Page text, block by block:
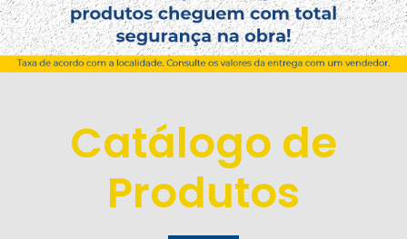
Catálogo de
Produtos